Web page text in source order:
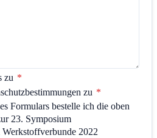
zu *
zu *
Formulars bestelle ich die oben
23. Symposium
2022